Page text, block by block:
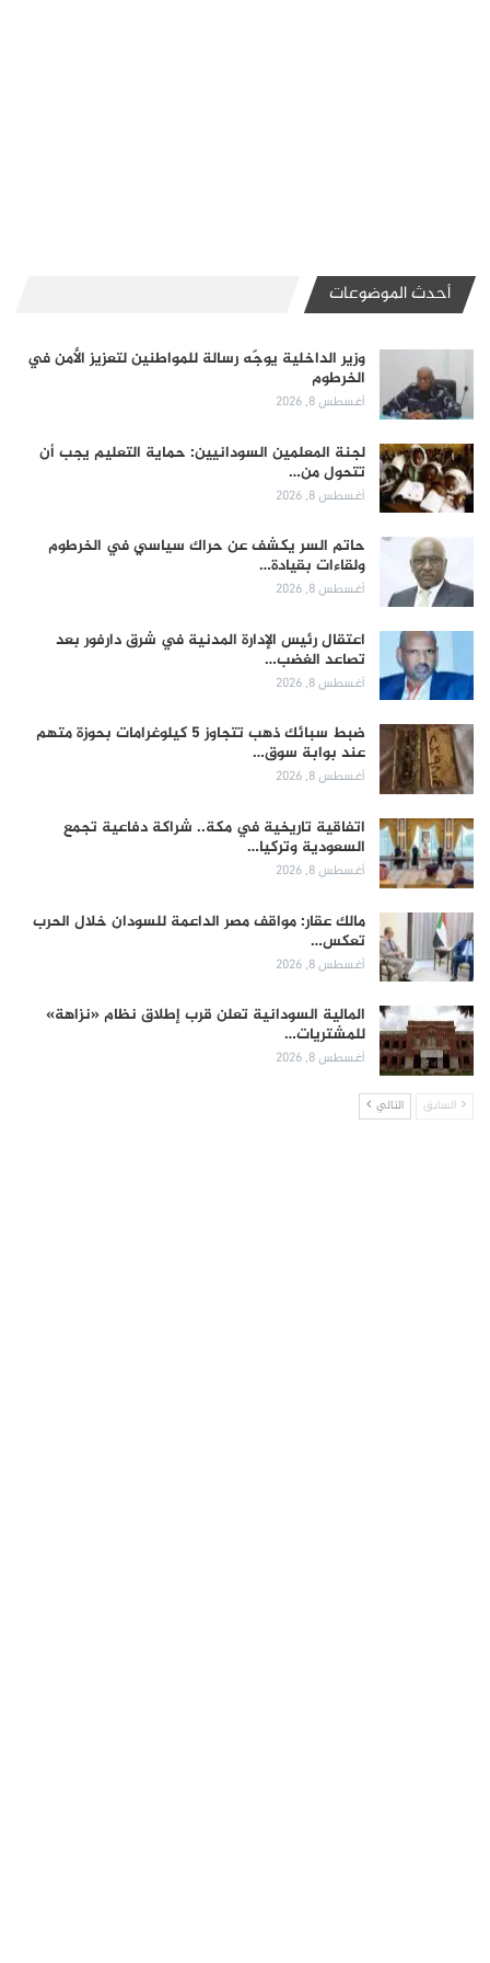
أحدث الموضوعات
وزير الداخلية يوجّه رسالة للمواطنين لتعزيز الأمن في
الخرطوم
أغسطس 8, 2026
لجنة المعلمين السودانيين: حماية التعليم يجب أن
تتحول من…
أغسطس 8, 2026
حاتم السر يكشف عن حراك سياسي في الخرطوم
ولقاءات بقيادة…
أغسطس 8, 2026
اعتقال رئيس الإدارة المدنية في شرق دارفور بعد
تصاعد الغضب…
أغسطس 8, 2026
ضبط سبائك ذهب تتجاوز 5 كيلوغرامات بحوزة متهم
عند بوابة سوق…
أغسطس 8, 2026
اتفاقية تاريخية في مكة.. شراكة دفاعية تجمع
السعودية وتركيا…
أغسطس 8, 2026
مالك عقار: مواقف مصر الداعمة للسودان خلال الحرب
تعكس…
أغسطس 8, 2026
المالية السودانية تعلن قرب إطلاق نظام «نزاهة»
للمشتريات…
أغسطس 8, 2026
السابق التالي